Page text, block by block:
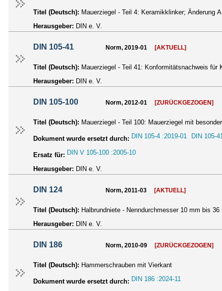
Titel (Deutsch): Mauerziegel - Teil 4: Keramikklinker; Änderung
Herausgeber: DIN e. V.
DIN 105-41 Norm, 2019-01 [AKTUELL]
Titel (Deutsch): Mauerziegel - Teil 41: Konformitätsnachweis für
Herausgeber: DIN e. V.
DIN 105-100 Norm, 2012-01 [ZURÜCKGEZOGEN]
Titel (Deutsch): Mauerziegel - Teil 100: Mauerziegel mit
Dokument wurde ersetzt durch: DIN 105-4 :2019-01 DIN 105-
Ersatz für: DIN V 105-100 :2005-10
Herausgeber: DIN e. V.
DIN 124 Norm, 2011-03 [AKTUELL]
Titel (Deutsch): Halbrundniete - Nenndurchmesser 10 mm bis 36
Herausgeber: DIN e. V.
DIN 186 Norm, 2010-09 [ZURÜCKGEZOGEN]
Titel (Deutsch): Hammerschrauben mit Vierkant
Dokument wurde ersetzt durch: DIN 186 :2024-11